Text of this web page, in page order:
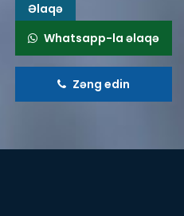
Əlaqə
Whatsapp-la əlaqə
Zəng edin